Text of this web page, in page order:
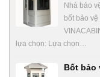
Nhà bảo
bốt bảo
lựa chọn: Lựa chọn…
Bốt bảo